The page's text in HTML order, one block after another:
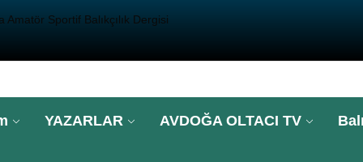
KURUL TOPLANTISI GERÇEKLEŞTİ
Sportif Balıkçılık Dergisi
YAZARLAR AVDOĞA OLTACI TV